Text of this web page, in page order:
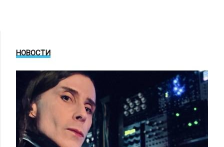
НОВОСТИ